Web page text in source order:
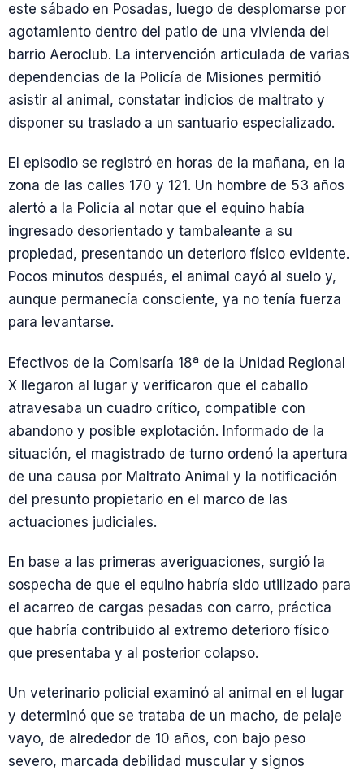
este sábado en Posadas, luego de desplomarse por
agotamiento dentro del patio de una vivienda del
barrio Aeroclub. La intervención articulada de varias
dependencias de la Policía de Misiones permitió
asistir al animal, constatar indicios de maltrato y
disponer su traslado a un santuario especializado.
El episodio se registró en horas de la mañana, en la
zona de las calles 170 y 121. Un hombre de 53 años
alertó a la Policía al notar que el equino había
ingresado desorientado y tambaleante a su
propiedad, presentando un deterioro físico evidente.
Pocos minutos después, el animal cayó al suelo y,
aunque permanecía consciente, ya no tenía fuerza
para levantarse.
Efectivos de la Comisaría 18ª de la Unidad Regional
X llegaron al lugar y verificaron que el caballo
atravesaba un cuadro crítico, compatible con
abandono y posible explotación. Informado de la
situación, el magistrado de turno ordenó la apertura
de una causa por Maltrato Animal y la notificación
del presunto propietario en el marco de las
actuaciones judiciales.
En base a las primeras averiguaciones, surgió la
sospecha de que el equino habría sido utilizado para
el acarreo de cargas pesadas con carro, práctica
que habría contribuido al extremo deterioro físico
que presentaba y al posterior colapso.
Un veterinario policial examinó al animal en el lugar
y determinó que se trataba de un macho, de pelaje
vayo, de alrededor de 10 años, con bajo peso
severo, marcada debilidad muscular y signos